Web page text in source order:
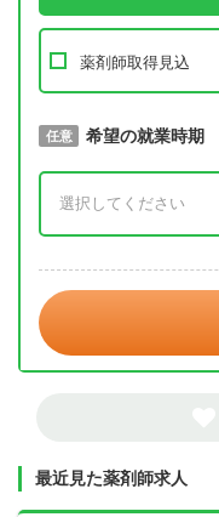
薬剤師取得見込
必須 取得予定年
任意 希望の就業時期
最近見た薬剤師求人